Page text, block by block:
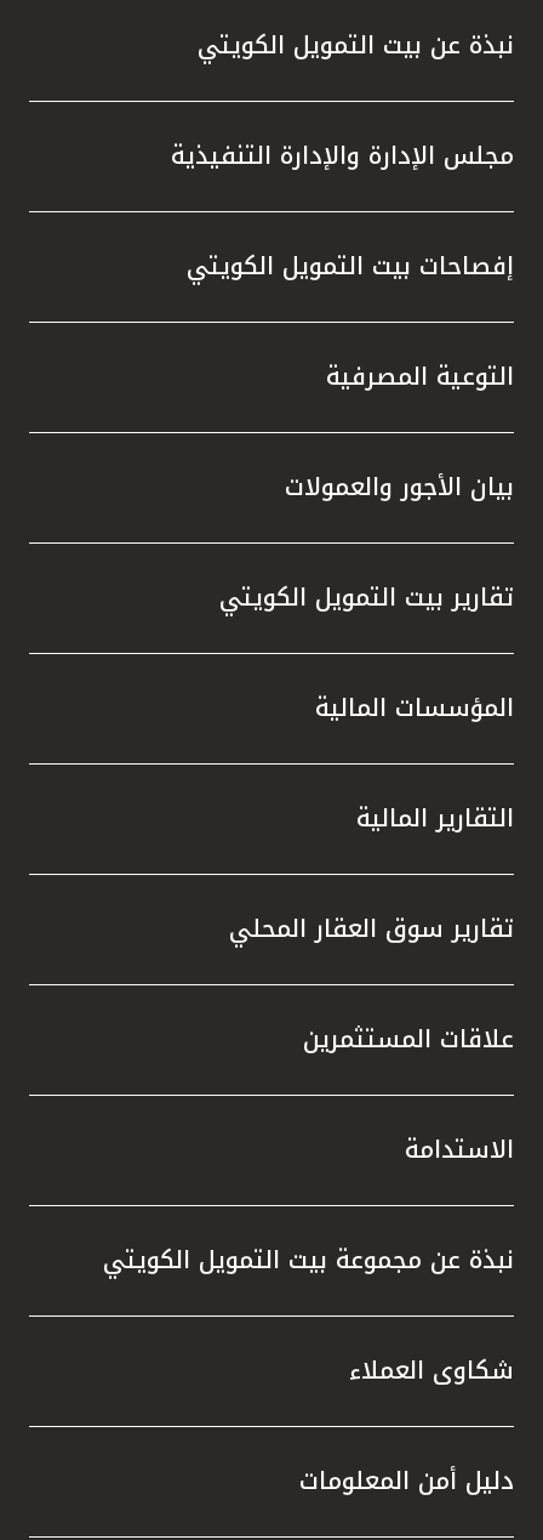
نبذة عن بيت التمويل الكويتي
مجلس الإدارة والإدارة التنفيذية
إفصاحات بيت التمويل الكويتي
التوعية المصرفية
بيان الأجور والعمولات
تقارير بيت التمويل الكويتي
المؤسسات المالية
التقارير المالية
تقارير سوق العقار المحلي
علاقات المستثمرين
الاستدامة
نبذة عن مجموعة بيت التمويل الكويتي
شكاوى العملاء
دليل أمن المعلومات